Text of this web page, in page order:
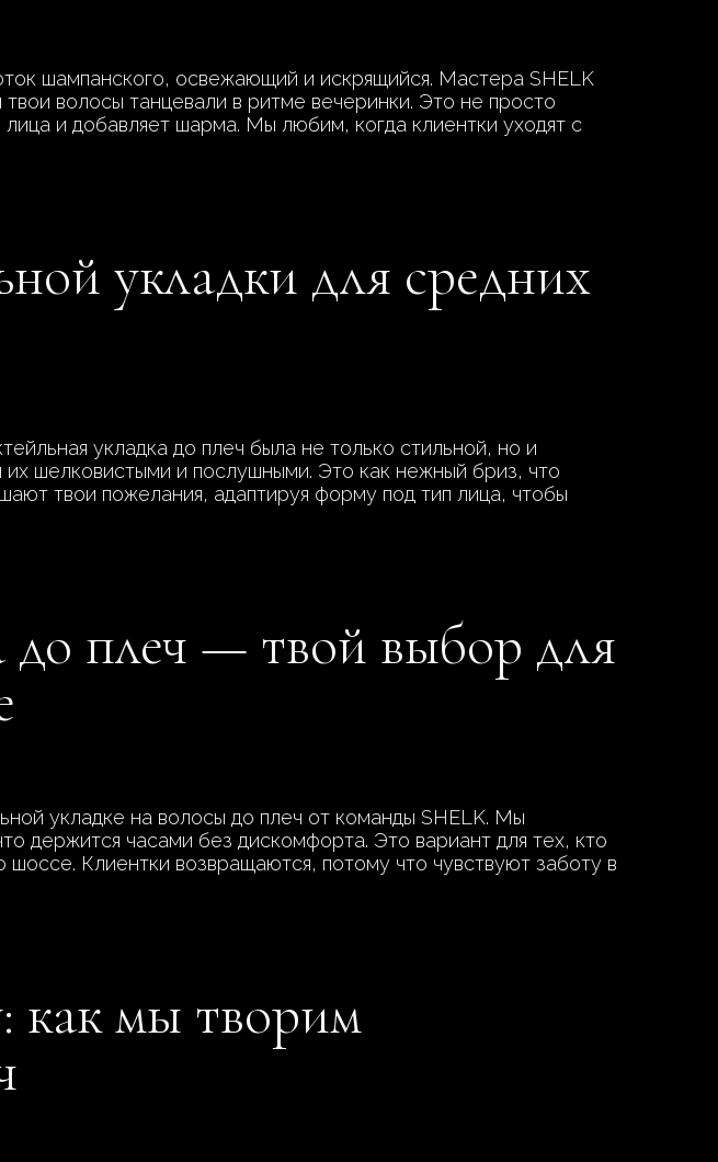
шампанского, освежающий и искрящийся. Мастера SHELK
волосы танцевали в ритме вечеринки. Это не просто
и добавляет шарма. Мы любим, когда клиентки уходят с
укладки для средних
укладка до плеч была не только стильной, но и
шелковистыми и послушными. Это как нежный бриз, что
твои пожелания, адаптируя форму под тип лица, чтобы
до плеч — твой выбор для
укладке на волосы до плеч от команды SHELK. Мы
держится часами без дискомфорта. Это вариант для тех, кто
Клиентки возвращаются, потому что чувствуют заботу в
как мы творим